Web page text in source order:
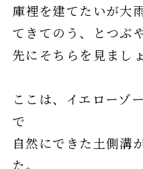
庫裡を建てたいが大
てきてのう、とつぶ
先にそちらを見まし
ここは、イエローゾ
で
自然にできた土側溝
た。